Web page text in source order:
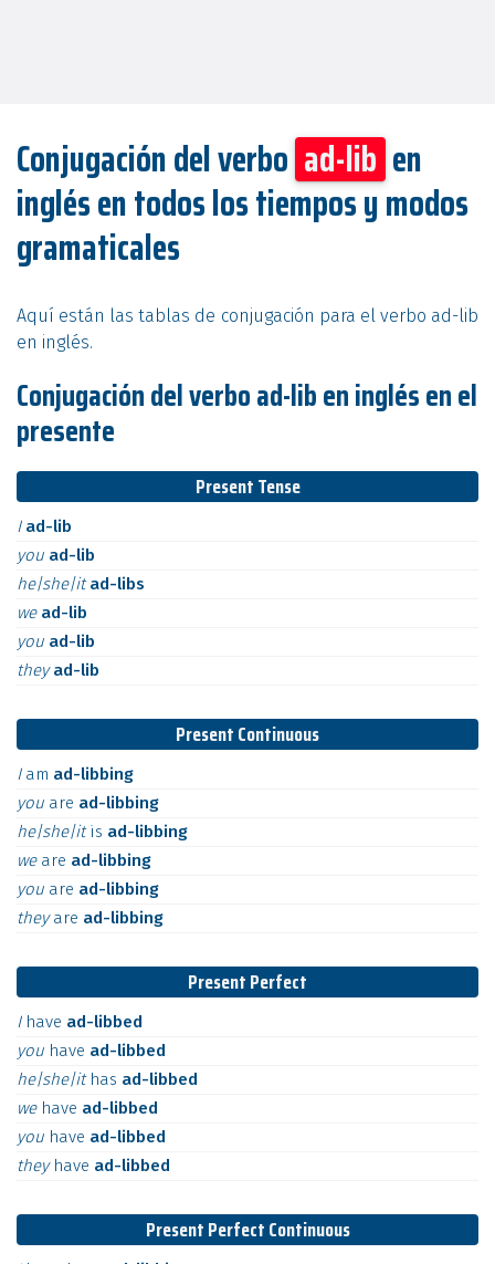
Conjugación del verbo ad-lib en
inglés en todos los tiempos y modos
gramaticales
Aquí están las tablas de conjugación para el verbo ad-lib
en inglés.
Conjugación del verbo ad-lib en inglés en el
presente
Present Tense
I ad-lib
you ad-lib
he|she|itad-libs
we ad-lib
you ad-lib
theyad-lib
Present Continuous
I am ad-libbing
you are ad-libbing
he|she|itis ad-libbing
we are ad-libbing
you are ad-libbing
theyare ad-libbing
Present Perfect
I have ad-libbed
you have ad-libbed
he|she|it has ad-libbed
we have ad-libbed
you have ad-libbed
they have ad-libbed
Present Perfect Continuous